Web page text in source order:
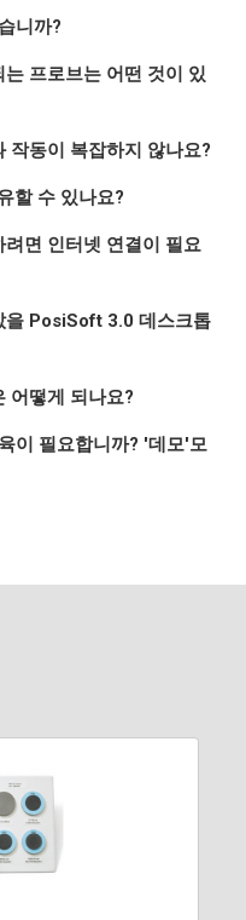
니까?
프로브는 어떤 것이 있
동이 복잡하지 않나요?
할 수 있나요?
면 인터넷 연결이 필요
PosiSoft 3.0 데스크톱
떻게 되나요?
이 필요합니까? '데모'모